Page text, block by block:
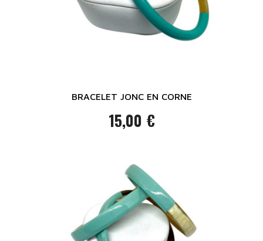
BRACELET JONC EN CORNE
Prix
15,00 €